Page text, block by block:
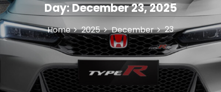
Day:December 23, 2025
Home 2025 December 23